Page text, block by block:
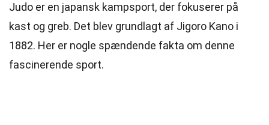
Judo er en japansk kampsport, der fokuserer på
kast og greb. Det blev grundlagt af Jigoro Kano i
1882. Her er nogle spændende fakta om denne
fascinerende sport.